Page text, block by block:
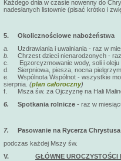
Każdego dnia w czasie nowenny do
nadesłanych listownie (pisać krótko i
5. Okolicznościowe nabożeństwa
a. Uzdrawiania i uwalniania - raz w
b. Chrzest dzieci nienarodzonych - raz
c. Egzorcyzmowanie wody, soli i oleju
d. Sierpniowa, piesza, nocna
e. Wspólnota Wspólnot - wszystkie
sierpnia. (plan całoroczny)
f. Msza św. za Ojczyznę na Hali
6. Spotkania rolnicze - raz w
7.
Pasowanie na Rycerza
podczas każdej Mszy św.
V. GŁÓWNE UROCZYSTOŚCI